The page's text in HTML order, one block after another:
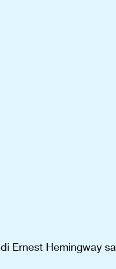
di Ernest Hemingway